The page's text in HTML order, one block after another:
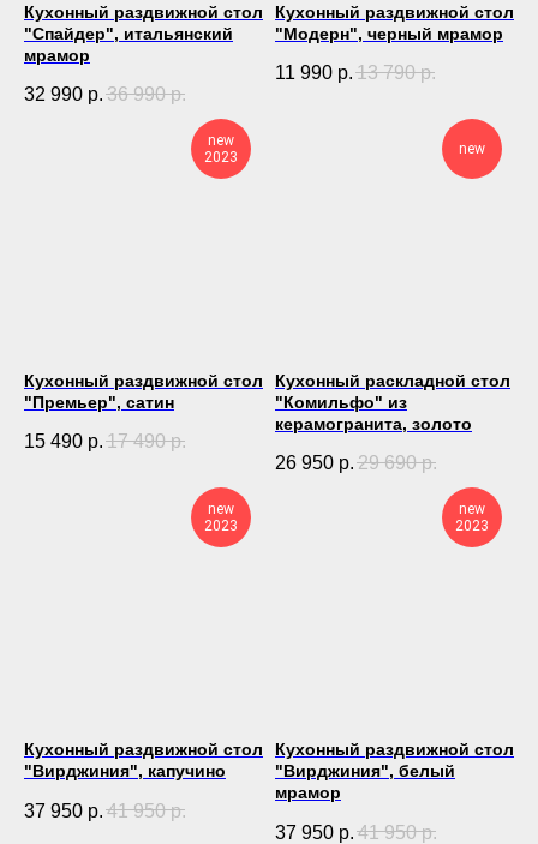
Кухонный раздвижной стол
"Спайдер", итальянский
мрамор
32 990 р. 36 990 р.
Кухонный раздвижной стол
"Модерн", черный мрамор
11 990 р. 13 790 р.
new
2023
Кухонный раздвижной стол
"Премьер", сатин
15 490 р. 17 490 р.
new
Кухонный раскладной стол
"Комильфо" из
керамогранита, золото
26 950 р. 29 690 р.
new
2023
Кухонный раздвижной стол
"Вирджиния", капучино
37 950 р. 41 950 р.
new
2023
Кухонный раздвижной стол
"Вирджиния", белый
мрамор
37 950 р. 41 950 р.